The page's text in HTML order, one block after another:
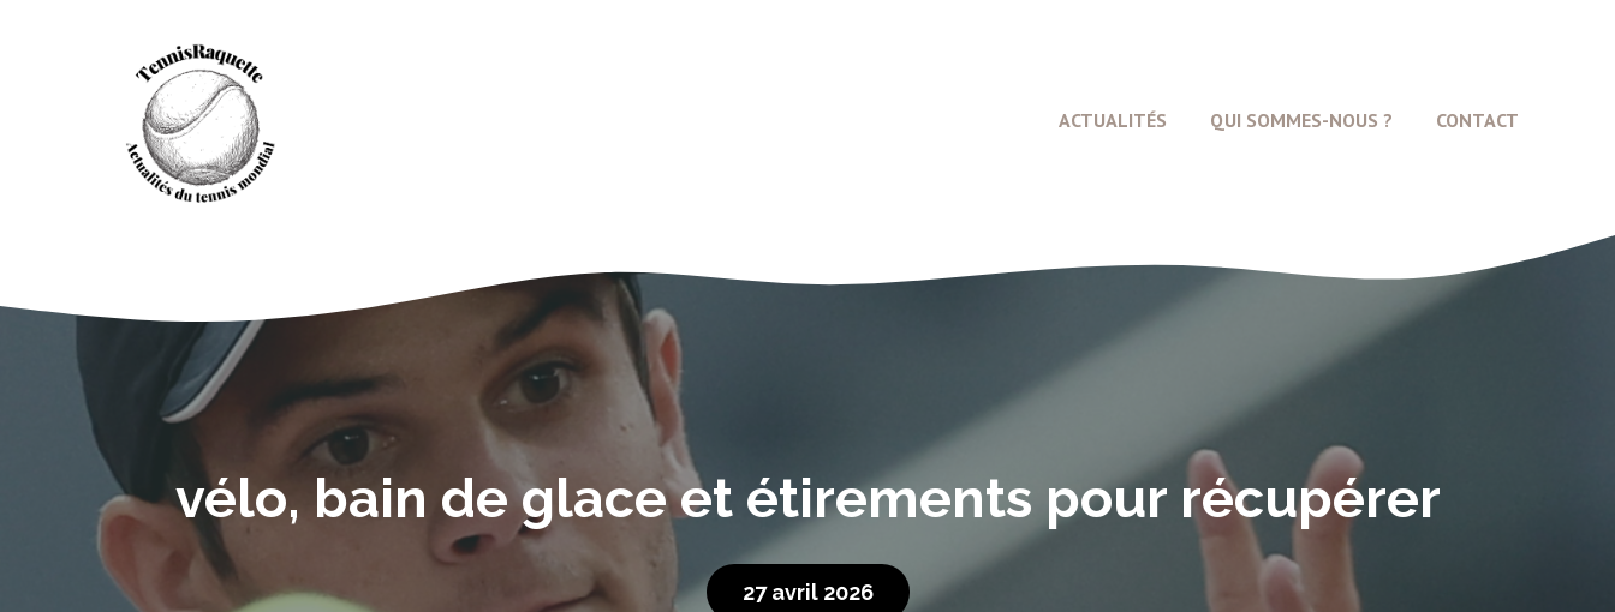
ACTUALITÉS QUI SOMMES-NOUS ? CONTACT
vélo, bain de glace et étirements pour récupérer
27 avril 2026